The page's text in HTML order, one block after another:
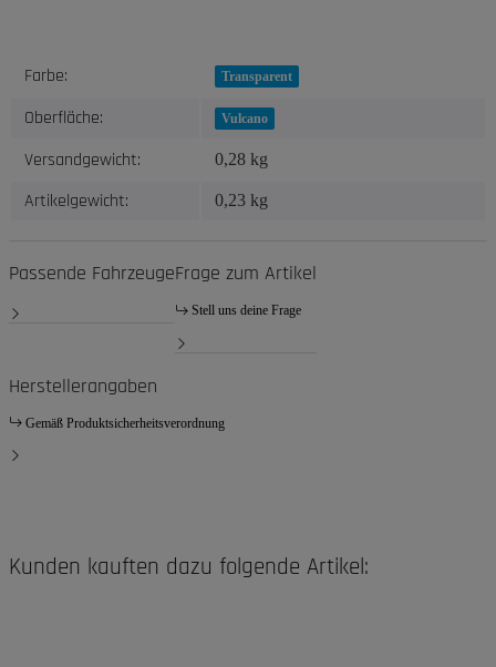
Produkteigenschaft
Wert
Farbe: Transparent
Oberfläche: Vulcano
Versandgewicht: 0,28 kg
Artikelgewicht: 0,23 kg
Passende FahrzeugeFrage zum Artikel
Stell uns deine Frage
Herstellerangaben
Gemäß Produktsicherheitsverordnung
Kunden kauften dazu folgende Artikel: